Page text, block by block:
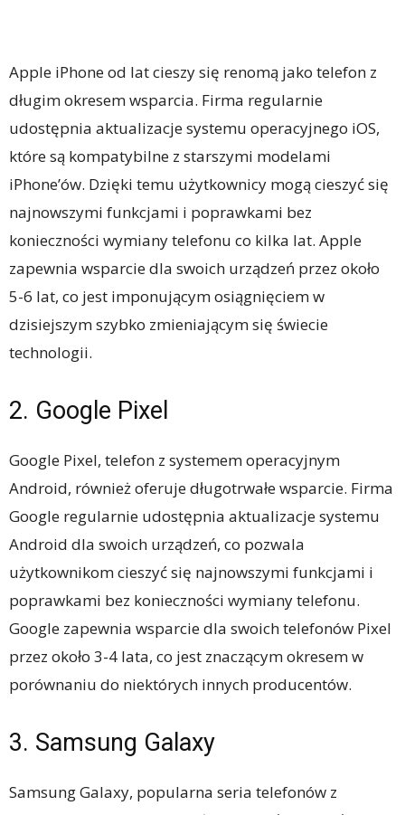
Apple iPhone od lat cieszy się renomą jako telefon z
długim okresem wsparcia. Firma regularnie
udostępnia aktualizacje systemu operacyjnego iOS,
które są kompatybilne z starszymi modelami
iPhone’ów. Dzięki temu użytkownicy mogą cieszyć się
najnowszymi funkcjami i poprawkami bez
konieczności wymiany telefonu co kilka lat. Apple
zapewnia wsparcie dla swoich urządzeń przez około
5-6 lat, co jest imponującym osiągnięciem w
dzisiejszym szybko zmieniającym się świecie
technologii.
2. Google Pixel
Google Pixel, telefon z systemem operacyjnym
Android, również oferuje długotrwałe wsparcie. Firma
Google regularnie udostępnia aktualizacje systemu
Android dla swoich urządzeń, co pozwala
użytkownikom cieszyć się najnowszymi funkcjami i
poprawkami bez konieczności wymiany telefonu.
Google zapewnia wsparcie dla swoich telefonów Pixel
przez około 3-4 lata, co jest znaczącym okresem w
porównaniu do niektórych innych producentów.
3. Samsung Galaxy
Samsung Galaxy, popularna seria telefonów z